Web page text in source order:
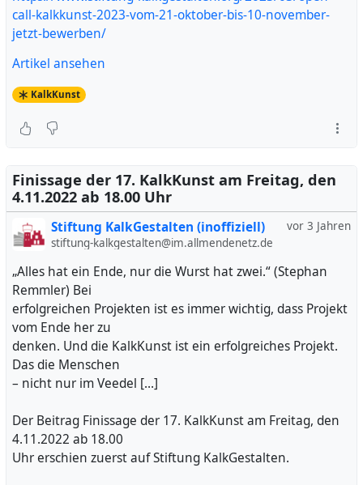
call-kalkkunst-2023-vom-21-oktober-bis-10-november-
jetzt-bewerben/
Artikel ansehen
KalkKunst
Finissage der 17. KalkKunst am Freitag, den
4.11.2022 ab 18.00 Uhr
vor 3 Jahren
Stiftung KalkGestalten (inoffiziell)
stiftung-kalkgestalten@im.allmendenetz.de
„Alles hat ein Ende, nur die Wurst hat zwei.“ (Stephan
Remmler) Bei
erfolgreichen Projekten ist es immer wichtig, dass Projekt
vom Ende her zu
denken. Und die KalkKunst ist ein erfolgreiches Projekt.
Das die Menschen
– nicht nur im Veedel […]
Der Beitrag Finissage der 17. KalkKunst am Freitag, den
4.11.2022 ab 18.00
Uhr erschien zuerst auf Stiftung KalkGestalten.